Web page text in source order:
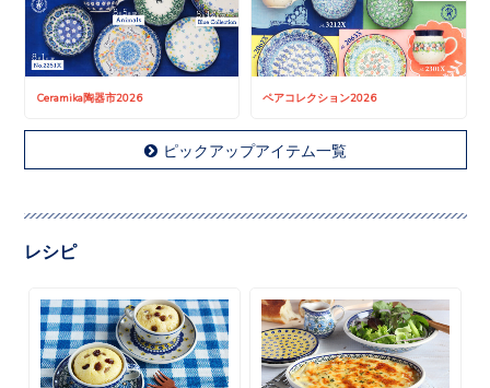
Ceramika陶器市2026 ペアコレクション2026
ピックアップアイテム一覧
レシピ